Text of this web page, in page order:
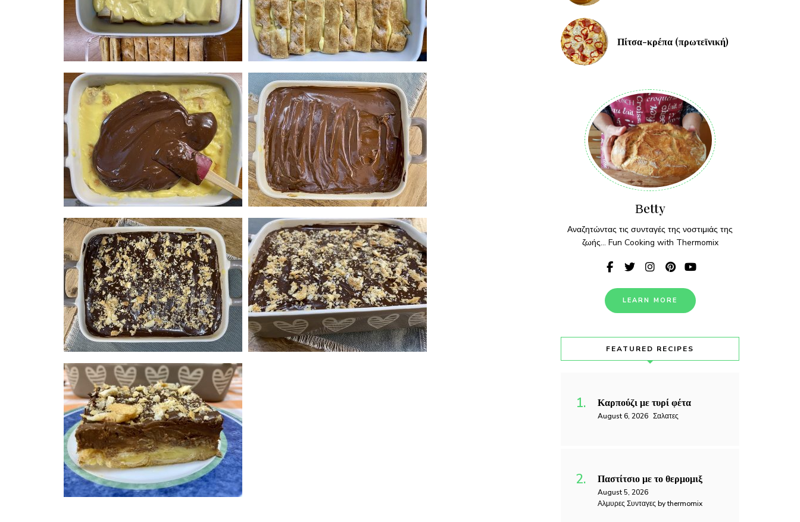
Πίτσα-κρέπα (πρωτεϊνική)
Βetty
Αναζητώντας τις συνταγές της νοστιμιάς της
ζωής... Fun Cooking with Thermomix
LEARN MORE
FEATURED RECIPES
Καρπούζι με τυρί φέτα
August 6, 2026 Σαλατες
Παστίτσιο με το θερμομιξ
August 5, 2026
Αλμυρες Συνταγες by thermomix